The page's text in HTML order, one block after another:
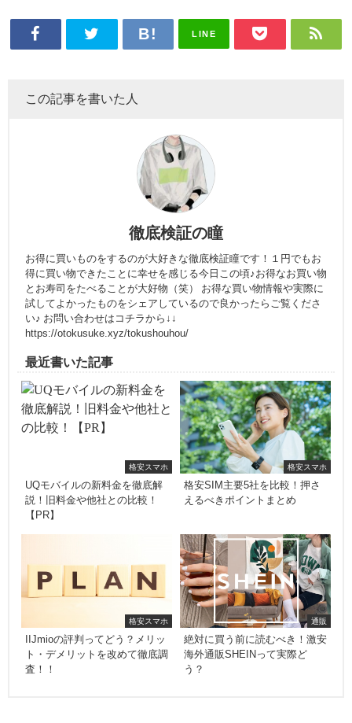
LINE
この記事を書いた人
徹底検証の瞳
お得に買いものをするのが大好きな徹底検証瞳です！１円でもお
得に買い物できたことに幸せを感じる今日この頃♪お得なお買い物
とお寿司をたべることが大好物（笑） お得な買い物情報や実際に
試してよかったものをシェアしているので良かったらご覧くださ
い♪ お問い合わせはコチラから↓↓
https://otokusuke.xyz/tokushouhou/
最近書いた記事
格安スマホ
UQモバイルの新料金を徹底解
説！旧料金や他社との比較！
【PR】
格安スマホ
格安SIM主要5社を比較！押さ
えるべきポイントまとめ
格安スマホ
IIJmioの評判ってどう？メリッ
ト・デメリットを改めて徹底調
査！！
通販
絶対に買う前に読むべき！激安
海外通販SHEINって実際ど
う？